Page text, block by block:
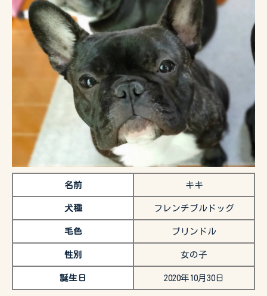
名前 キキ
犬種 フレンチブルドッグ
毛色 ブリンドル
性別 女の子
誕生日 2020年10月30日